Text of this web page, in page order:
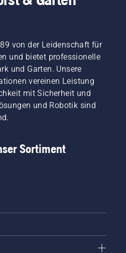
von der Leidenschaft für
und bietet professionelle
und Garten. Unsere
vereinen Leistung
mit Sicherheit und
und Robotik sind
Sortiment